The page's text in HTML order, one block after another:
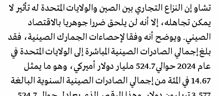
تشاو إن النزاع التجاري بين الصين والولايات المتحدة له تأثير لا
يمكن تجاهله، إلا أنه لن يلحق ضررا جوهريا بالاقتصاد
الصيني. ويوضح أنه وفقا لإحصاءات الجمارك الصينية، فقد
بلغ إجمالي الصادرات الصينية المباشرة إلى الولايات المتحدة في
عام 2024 حوالي 524.7 مليار دولار أميركي، وهو ما يمثل
14.67 في المئة من إجمالي الصادرات الصينية السنوية البالغة